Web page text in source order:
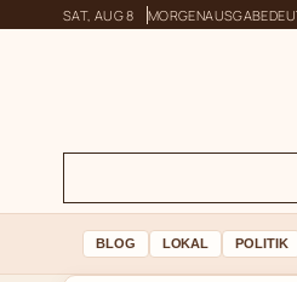
SAT, AUG 8 MORGENAUSGABE
BLOG LOKAL POLITIK